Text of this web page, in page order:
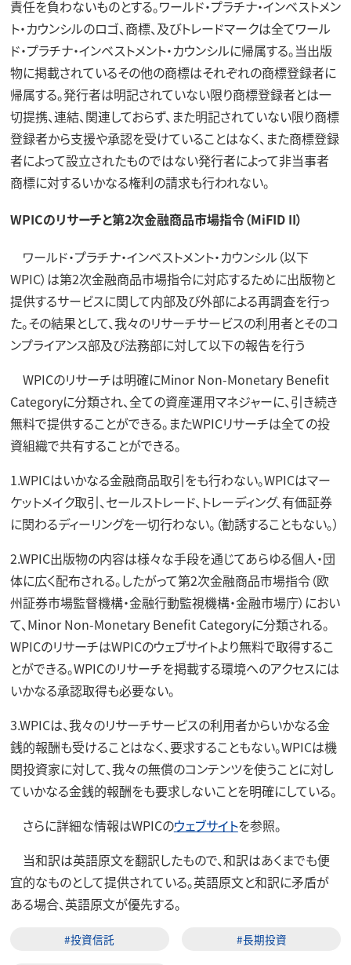
責任を負わないものとする。ワールド・プラチナ・インベストメン
ト・カウンシルのロゴ、商標、及びトレードマークは全てワール
ド・プラチナ・インベストメント・カウンシルに帰属する。当出版
物に掲載されているその他の商標はそれぞれの商標登録者に
帰属する。発行者は明記されていない限り商標登録者とは一
切提携、連結、関連しておらず、また明記されていない限り商標
登録者から支援や承認を受けていることはなく、また商標登録
者によって設立されたものではない発行者によって非当事者
商標に対するいかなる権利の請求も行われない。
WPICのリサーチと第2次金融商品市場指令（MiFID II）
ワールド・プラチナ・インベストメント・カウンシル（以下
WPIC）は第2次金融商品市場指令に対応するために出版物と
提供するサービスに関して内部及び外部による再調査を行っ
た。その結果として、我々のリサーチサービスの利用者とそのコ
ンプライアンス部及び法務部に対して以下の報告を行う
WPICのリサーチは明確にMinor Non-Monetary Benefit
Categoryに分類され、全ての資産運用マネジャーに、引き続き
無料で提供することができる。またWPICリサーチは全ての投
資組織で共有することができる。
1.WPICはいかなる金融商品取引をも行わない。WPICはマー
ケットメイク取引、セールストレード、トレーディング、有価証券
に関わるディーリングを一切行わない。（勧誘することもない。）
2.WPIC出版物の内容は様々な手段を通じてあらゆる個人・団
体に広く配布される。したがって第2次金融商品市場指令（欧
州証券市場監督機構・金融行動監視機構・金融市場庁）におい
て、Minor Non-Monetary Benefit Categoryに分類される。
WPICのリサーチはWPICのウェブサイトより無料で取得するこ
とができる。WPICのリサーチを掲載する環境へのアクセスには
いかなる承認取得も必要ない。
3.WPICは、我々のリサーチサービスの利用者からいかなる金
銭的報酬も受けることはなく、要求することもない。WPICは機
関投資家に対して、我々の無償のコンテンツを使うことに対し
ていかなる金銭的報酬をも要求しないことを明確にしている。
さらに詳細な情報はWPICのウェブサイトを参照。
当和訳は英語原文を翻訳したもので、和訳はあくまでも便
宜的なものとして提供されている。英語原文と和訳に矛盾が
ある場合、英語原文が優先する。
#投資信託 #長期投資